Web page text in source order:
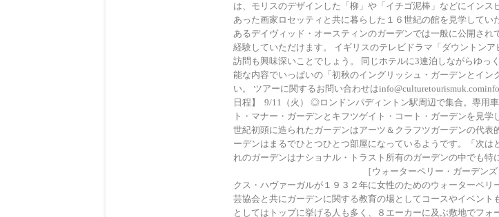
は、モリスのデザインした「柳」や「イチゴ泥棒」などにイン
あった画家ロセッティと共に暮らした１６世紀の館を見学して
あるデイヴィッド・オースティンのガーデンでは一般に公開され
経験していただけます。 イギリスのテレビドラマ「ダウントン
訪問も興味深いことでしょう。 同じホテルに3連泊しながらゆっ
能な内容でいっぱいの「初秋のイングリッシュ・ガーデンとイン
い。 ツアーに関するお問い合わせは
日程】 9/11（火） ◎ロンドンパディントン駅周辺で集合。専用
ト・マナー・ガーデンとキフツゲイト・コート・ガーデンを見
世紀初頭に造られたガーデンはアーツ＆クラフツガーデンの代
ーデンはまるでひとつひとつ部屋になっているようです。「次
れのガーデンはナショナル・トラスト所有のガーデンの中
［ウォーターペリー・ガーデンズ］ ウォータ
クス・ハヴァーガルが１９３２年に女性のためのウォーターペ
芸協会と共にガーデンに関する教育の場としてコースやイベン
としてはトップに挙げる人も多く、８エーカーに及ぶ敷地でフ